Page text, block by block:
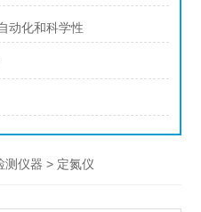
动化和科学性
测仪器 > 定氮仪